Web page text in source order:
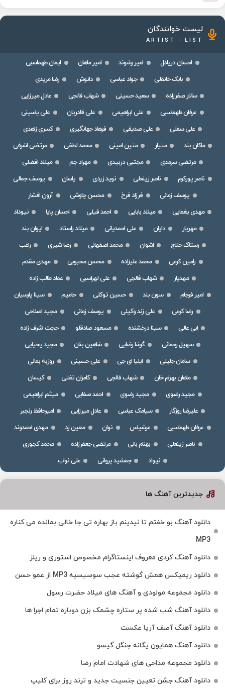
لیست خوانندگان
ARTIST - LIST
احسان دریادل امیر رشوند امیر ماهان
ایمان طهماسبی
بابک خانقلی
جواد عباسی دانوش
رضا مریدی
سالار صفرزاده
سعید حسینی شهاب فالجی
عادل میرزایی
عرفان طهماسبی
علی ابراهیمی علی قادریان
علی یاسینی
علی سفلی
علی صدیقی فرهاد جهانگیری
کسری زاهدی
ماکان بند
متیار متین امینی محمد لطفی
مرتضی اشرفی
مرتضی سرمدی
مجتبی دربیدی مهراد جم
میلاد افضلی
ناصر پورکرم
ناصر زینعلی نوید زردی یاسان
یوسف جمالی
یوسف زمانی
فرزاد فرخ محسن چاوشی
آرون افشار
مهدی یغمایی
میلاد بابایی احمد فیلی احسان پایا
نیوداد
مهریار
دایان علی احمدیانی میلاد راستاد
ایوان بند
رستاک حلاج
اشوان محمد اصفهانی رضا شیری
راغب
رامین کرمی
محمد علیزاده محسن محبوبی
مهدی مقدم
مهدیار
شهاب فالجی علی لهراسبی
عماد طالب زاده
امیر فرجام
سون بند حسین توکلی حامیم
سینا پارسیان
رضا کرمی
علی زند وکیلی یوسف زمانی
مجید اصلاحی
ابی عالی
سینا درخشنده مسعود صادقلو
حجت اشرف زاده
سهیل رحمانی
گرشا رضایی شاهین بنان
مجید یحیایی
سامان جلیلی
ایلیا ای جی علی حسینی
روزبه بمانی
ماهان بهرام خان
شهاب فالجی کامران تفتی
کیسان
مجید رضوی
مجید رضوی احمد صفایی
میثم ابراهیمی
علیرضا روزگار
سیامک عباسی عادل میرزایی
امیرحافظ رنجبر
عرفان طهماسبی
عرشیاس نوان معین زد
مهدی احمدوند
ناصر زینعلی
بهنام بانی مرتضی جعفرزاده
محمد کجوری
نیواد
جمشید پروانی علی نواب
جدیدترین آهنگ ها
دانلود آهنگ بو خفتم تا نیدینم باز بهاره تی جا خالی بمانده می کناره
MP3
دانلود آهنگ کردی معروف اینستاگرام مخصوص استوری و ریلز
دانلود ریمیکس همش گوشته عجب سوسیسیه MP3 از عمو حسن
دانلود مجموعه مولودی و آهنگ های میلاد حضرت رسول
دانلود آهنگ شب شده پر ستاره چشمک بزن دوباره تمام اجرا ها
دانلود آهنگ آصف آریا عکست
دانلود آهنگ همایون یگانه جنگل گیسو
دانلود مجموعه مداحی های شهادت امام رضا
دانلود آهنگ جشن تعیین جنسیت جدید و ترند روز برای کلیپ